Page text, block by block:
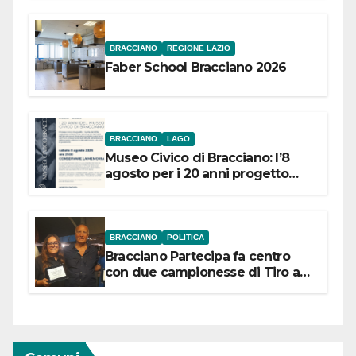
BRACCIANO REGIONE LAZIO
Faber School Bracciano 2026
BRACCIANO LAGO
Museo Civico di Bracciano: l’8
agosto per i 20 anni progetto
BRACCIANO POLITICA
Bracciano Partecipa fa centro
con due campionesse di Tiro a